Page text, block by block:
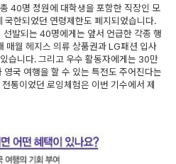
40명 정원에 대학생을 포함한 직장인 모
한되었던 연령제한도 폐지되었습니다.
발되는 40명에게는 앞서 언급한 각종 행
매월 헤지스 의류 상품권과 LG패션 입사
습니다. 그리고 우수 활동자에게는 30만
국 여행을 할 수 있는 특전도 주어진다는
통이었던 로잉체험은 이번 기수에서 제